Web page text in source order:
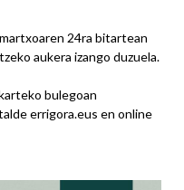
24ra bitartean
aukera izango duzuela.
bulegoan
errigora.eus en online